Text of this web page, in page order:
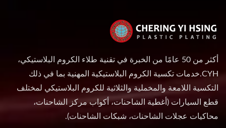
أكثر من 50 عامًا من الخبرة في تقنية طلاء الكروم البلاستيكي،
CYH.خدمات تكسية الكروم البلاستيكية المهنية بما في ذلك
التكسية اللامعة والمخملية والثلاثية للكروم البلاستيكي لمختلف
قطع السيارات (أغطية الشاحنات، أكواب مركز الشاحنات،
محاكيات عجلات الشاحنات، شبكات الشاحنات).